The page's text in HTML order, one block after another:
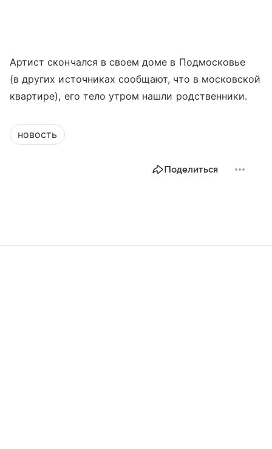
Артист скончался в своем доме в Подмосковье
(в других источниках сообщают, что в московской
квартире), его тело утром нашли родственники.
новость
Поделиться